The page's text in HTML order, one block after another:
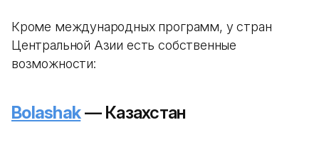
Кроме международных программ, у стран
Центральной Азии есть собственные
возможности:
Bolashak— Казахстан